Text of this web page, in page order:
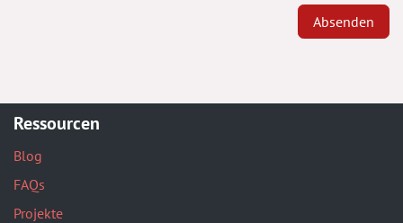
Absenden
Ressourcen
Blog
FAQs
Projekte